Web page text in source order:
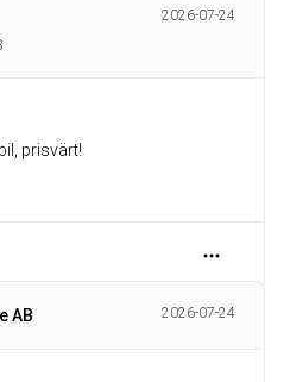
2026-07-24
prisvärt!
AB 2026-07-24